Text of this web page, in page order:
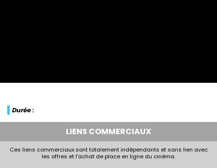
Durée :
LIENS COMMERCIAUX
Ces liens commerciaux sont totalement indépendants et sans lien avec
les offres et l'achat de place en ligne du cinéma.